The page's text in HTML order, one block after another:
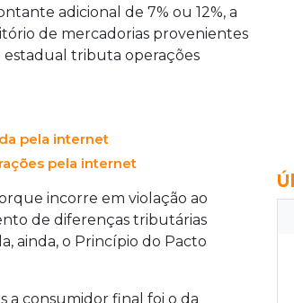
adicional de 7% ou 12%, a
de mercadorias provenientes
estadual tributa operações
pela internet
pela internet
incorre em violação ao
de diferenças tributárias
ainda, o Princípio do Pacto
a consumidor final foi o da